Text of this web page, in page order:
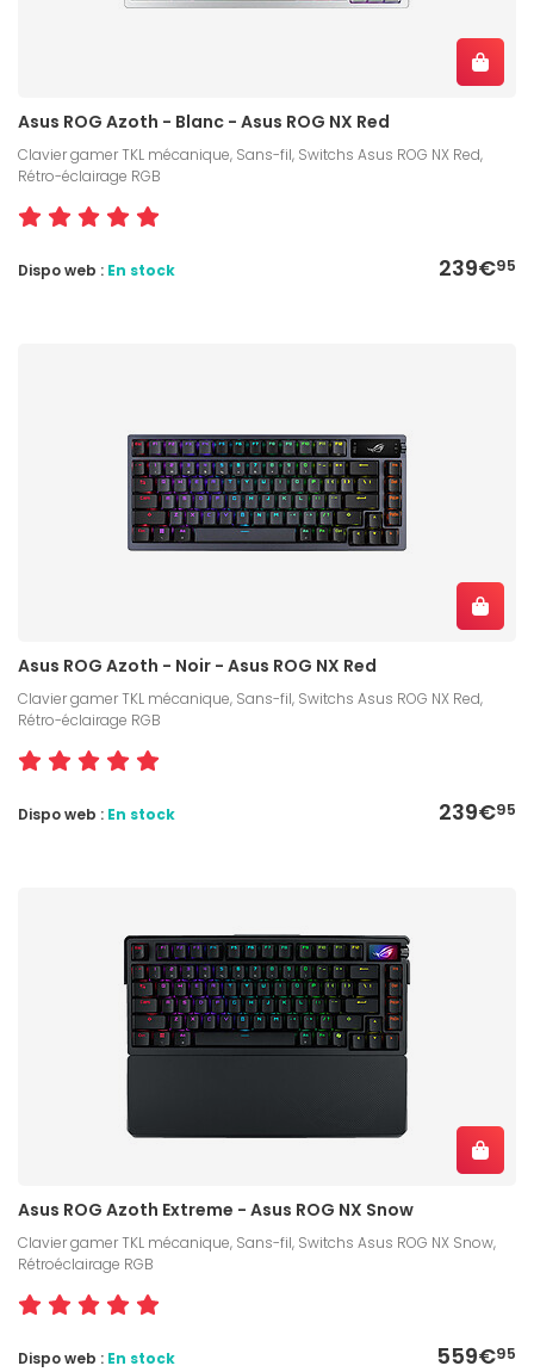
Asus ROG Azoth - Blanc - Asus ROG NX Red
Clavier gamer TKL mécanique, Sans-fil, Switchs Asus ROG NX Red,
Rétro-éclairage RGB
239€95
Dispo web : En stock
Asus ROG Azoth - Noir - Asus ROG NX Red
Clavier gamer TKL mécanique, Sans-fil, Switchs Asus ROG NX Red,
Rétro-éclairage RGB
239€95
Dispo web : En stock
Asus ROG Azoth Extreme - Asus ROG NX Snow
Clavier gamer TKL mécanique, Sans-fil, Switchs Asus ROG NX Snow,
Rétroéclairage RGB
559€95
Dispo web : En stock